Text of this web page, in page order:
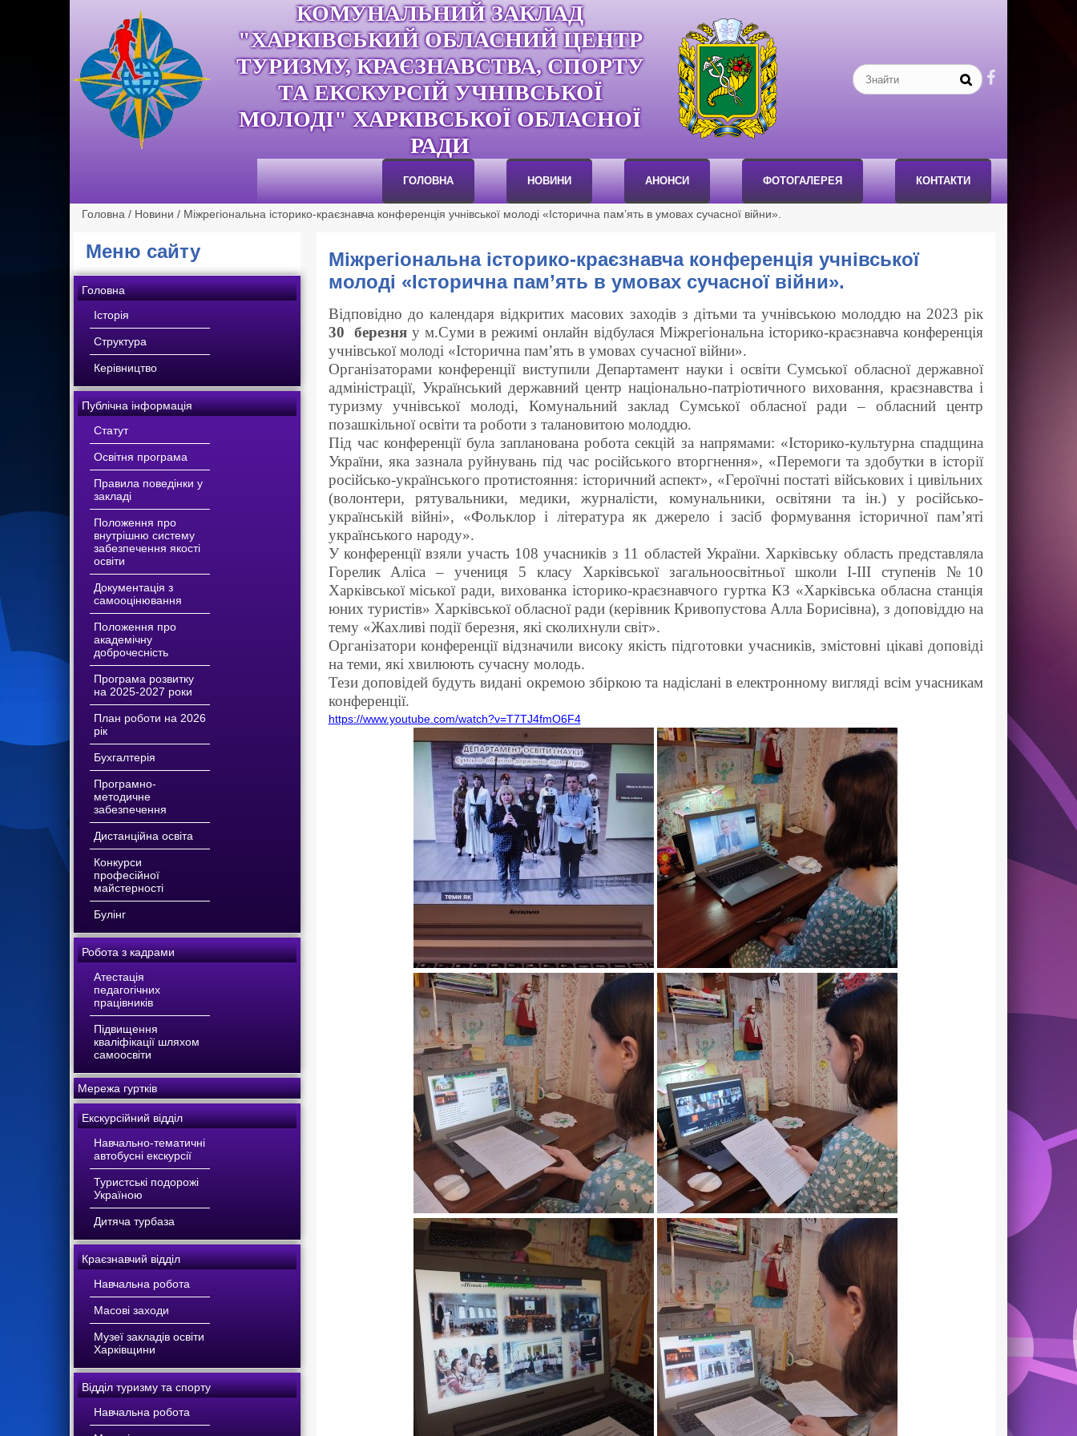
КОМУНАЛЬНИЙ ЗАКЛАД
"ХАРКІВСЬКИЙ ОБЛАСНИЙ ЦЕНТР
ТУРИЗМУ, КРАЄЗНАВСТВА, СПОРТУ
ТА ЕКСКУРСІЙ УЧНІВСЬКОЇ
МОЛОДІ" ХАРКІВСЬКОЇ ОБЛАСНОЇ
РАДИ

ГОЛОВНА НОВИНИ АНОНСИ ФОТОГАЛЕРЕЯ КОНТАКТИ
Головна / Новини / Міжрегіональна історико-краєзнавча конференція учнівської молоді «Історична пам’ять в умовах сучасної війни».
Меню сайту
Головна
Історія
Структура
Керівництво
Публічна інформація
Статут
Освітня програма
Правила поведінки у
закладі
Положення про
внутрішню систему
забезпечення якості
освіти
Документація з
самооцінювання
Положення про
академічну
доброчесність
Програма розвитку
на 2025-2027 роки
План роботи на 2026
рік
Бухгалтерія
Програмно-
методичне
забезпечення
Дистанційна освіта
Конкурси
професійної
майстерності
Булінг
Робота з кадрами
Атестація
педагогічних
працівників
Підвищення
кваліфікації шляхом
самоосвіти
Мережа гуртків
Екскурсійний відділ
Навчально-тематичні
автобусні екскурсії
Туристські подорожі
Україною
Дитяча турбаза
Краєзнавчий відділ
Навчальна робота
Масові заходи
Музеї закладів освіти
Харківщини
Відділ туризму та спорту
Навчальна робота
Міжрегіональна історико-краєзнавча конференція учнівської
молоді «Історична пам’ять в умовах сучасної війни».
Відповідно до календаря відкритих масових заходів з дітьми та учнівською молоддю на 2023 рік
30 березня у м.Суми в режимі онлайн відбулася Міжрегіональна історико-краєзнавча конференція
учнівської молоді «Історична пам’ять в умовах сучасної війни».
Організаторами конференції виступили Департамент науки і освіти Сумської обласної державної
адміністрації, Український державний центр національно-патріотичного виховання, краєзнавства і
туризму учнівської молоді, Комунальний заклад Сумської обласної ради – обласний центр
позашкільної освіти та роботи з талановитою молоддю.
Під час конференції була запланована робота секцій за напрямами: «Історико-культурна спадщина
України, яка зазнала руйнувань під час російського вторгнення», «Перемоги та здобутки в історії
російсько-українського протистояння: історичний аспект», «Героїчні постаті військових і цивільних
(волонтери, рятувальники, медики, журналісти, комунальники, освітяни та ін.) у російсько-
українській війні», «Фольклор і література як джерело і засіб формування історичної пам’яті
українського народу».
У конференції взяли участь 108 учасників з 11 областей України. Харківську область представляла
Горелик Аліса – учениця 5 класу Харківської загальноосвітньої школи І-ІІІ ступенів №10
Харківської міської ради, вихованка історико-краєзнавчого гуртка КЗ «Харківська обласна станція
юних туристів» Харківської обласної ради (керівник Кривопустова Алла Борисівна), з доповіддю на
тему «Жахливі події березня, які сколихнули світ».
Організатори конференції відзначили високу якість підготовки учасників, змістовні цікаві доповіді
на теми, які хвилюють сучасну молодь.
Тези доповідей будуть видані окремою збіркою та надіслані в електронному вигляді всім учасникам
конференції.
https://www.youtube.com/watch?v=T7TJ4fmO6F4